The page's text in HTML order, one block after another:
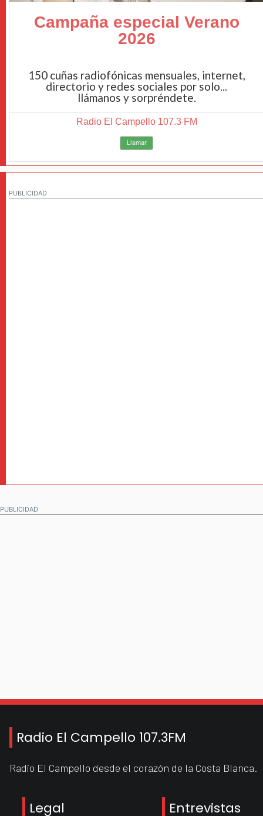
Campaña especial Verano
2026
150 cuñas radiofónicas mensuales, internet,
directorio y redes sociales por solo...
llámanos y sorpréndete.
Radio El Campello 107.3 FM
Llamar
PUBLICIDAD
PUBLICIDAD
Radio El Campello 107.3FM
Radio El Campello desde el corazón de la Costa Blanca.
Legal Entrevistas